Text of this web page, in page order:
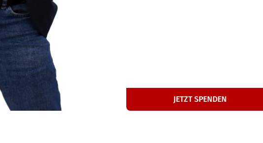
JETZT SPENDEN